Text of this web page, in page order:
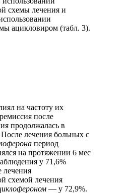
схемы лечения и
ацикловиром (табл. 3).
на частоту их
после
продолжалась в
лечения больных с
период
на протяжении 6 мес
у 71,6%
лечения
схемой лечения
— у 72,9%.